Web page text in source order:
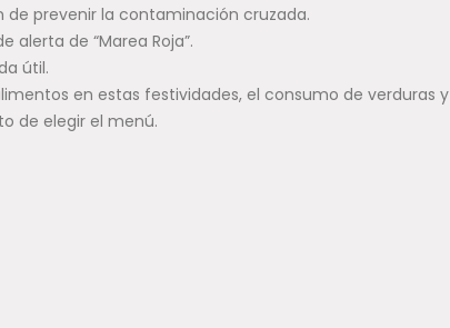
prevenir la contaminación cruzada.
alerta de “Marea Roja”.
útil.
en estas festividades, el consumo de verduras y
de elegir el menú.